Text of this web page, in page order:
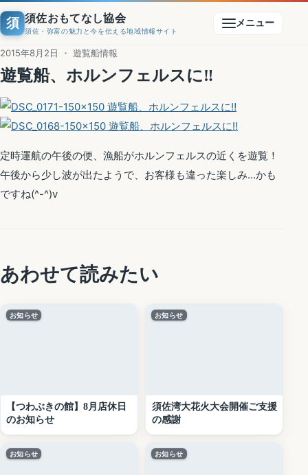
須 須佐おもてなし協会
須佐・弥富の魅力と今を伝える地域情報サイト
メニュー
2015年8月2日 ・ 遊覧船情報
遊覧船、ホルンフェルスに‼
定時運航の午後の便、漁船がホルンフェルスの近くを遊覧！
午後から少し波が出たようで、お客様も違った楽しみ…かも
ですね(^-^)v
あわせて読みたい
お知らせ
【つわぶきの館】8月店休日
のお知らせ
お知らせ
須佐湾大花火大会開催ご支援
の感謝
お知らせ お知らせ